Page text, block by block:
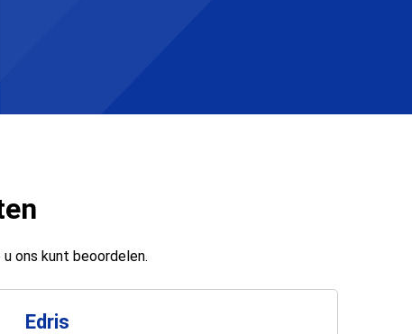
ons kunt beoordelen.
Edris